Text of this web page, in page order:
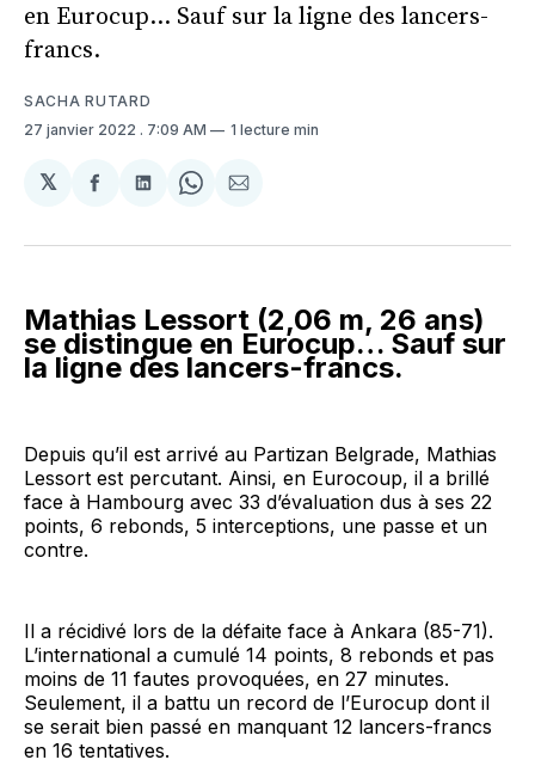
en Eurocup… Sauf sur la ligne des lancers-
francs.
SACHA RUTARD
27 janvier 2022 . 7:09 AM 1 lecture min
𝕏
Partager
Facebook
Partager
LinkedIn
Share
WhatsApp
Partager
Courriel
Mathias Lessort (2,06 m, 26 ans)
se distingue en Eurocup… Sauf sur
la ligne des lancers-francs.
Depuis qu’il est arrivé au Partizan Belgrade, Mathias
Lessort est percutant. Ainsi, en Eurocoup, il a brillé
face à Hambourg avec 33 d’évaluation dus à ses 22
points, 6 rebonds, 5 interceptions, une passe et un
contre.
Il a récidivé lors de la défaite face à Ankara (85-71).
L’international a cumulé 14 points, 8 rebonds et pas
moins de 11 fautes provoquées, en 27 minutes.
Seulement, il a battu un record de l’Eurocup dont il
se serait bien passé en manquant 12 lancers-francs
en 16 tentatives.